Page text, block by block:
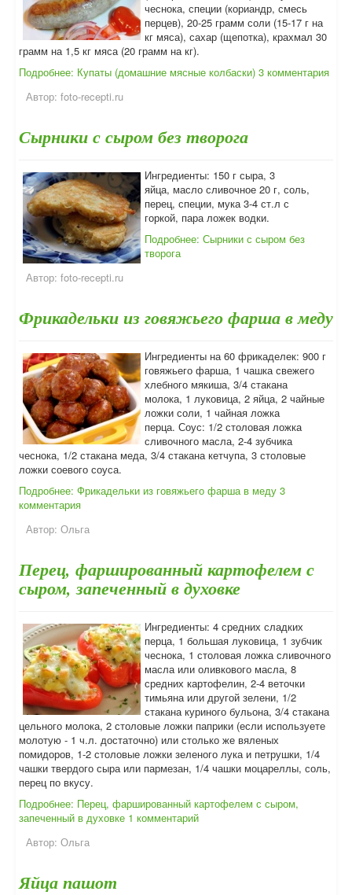
чеснока, специи (кориандр, смесь
перцев), 20-25 грамм соли (15-17 г на
кг мяса), сахар (щепотка), крахмал 30
грамм на 1,5 кг мяса (20 грамм на кг).
Подробнее: Купаты (домашние мясные колбаски) 3 комментария
Автор: foto-recepti.ru
Сырники с сыром без творога
Ингредиенты: 150 г сыра, 3
яйца, масло сливочное 20 г, соль,
перец, специи, мука 3-4 ст.л с
горкой, пара ложек водки.
Подробнее: Сырники с сыром без
творога
Автор: foto-recepti.ru
Фрикадельки из говяжьего фарша в меду
Ингредиенты на 60 фрикаделек: 900 г
говяжьего фарша, 1 чашка свежего
хлебного мякиша, 3/4 стакана
молока, 1 луковица, 2 яйца, 2 чайные
ложки соли, 1 чайная ложка
перца. Соус: 1/2 столовая ложка
сливочного масла, 2-4 зубчика
чеснока, 1/2 стакана меда, 3/4 стакана кетчупа, 3 столовые
ложки соевого соуса.
Подробнее: Фрикадельки из говяжьего фарша в меду 3
комментария
Автор: Ольга
Перец, фаршированный картофелем с
сыром, запеченный в духовке
Ингредиенты: 4 средних сладких
перца, 1 большая луковица, 1 зубчик
чеснока, 1 столовая ложка сливочного
масла или оливкового масла, 8
средних картофелин, 2-4 веточки
тимьяна или другой зелени, 1/2
стакана куриного бульона, 3/4 стакана
цельного молока, 2 столовые ложки паприки (если используете
молотую - 1 ч.л. достаточно) или столько же вяленых
помидоров, 1-2 столовые ложки зеленого лука и петрушки, 1/4
чашки твердого сыра или пармезан, 1/4 чашки моцареллы, соль,
перец по вкусу.
Подробнее: Перец, фаршированный картофелем с сыром,
запеченный в духовке 1 комментарий
Автор: Ольга
Яйца пашот